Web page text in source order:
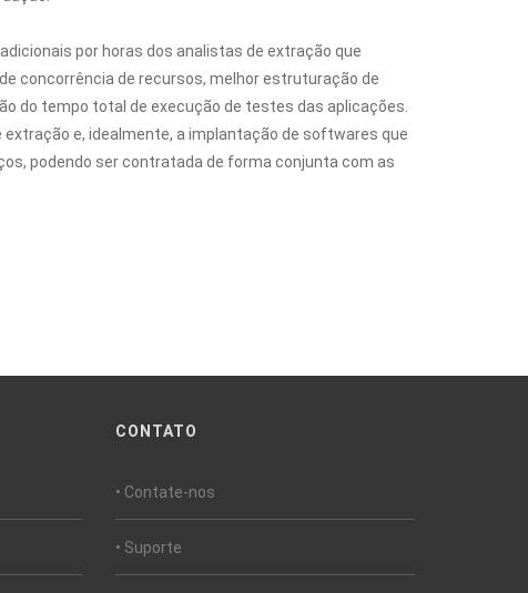
por horas dos analistas de extração que
concorrência de recursos, melhor estruturação de
do tempo total de execução de testes das aplicações.
e, idealmente, a implantação de softwares que
podendo ser contratada de forma conjunta com as
CONTATO
• Contate-nos
• Suporte